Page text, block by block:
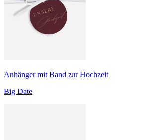
Anhänger mit Band zur Hochzeit
Big Date